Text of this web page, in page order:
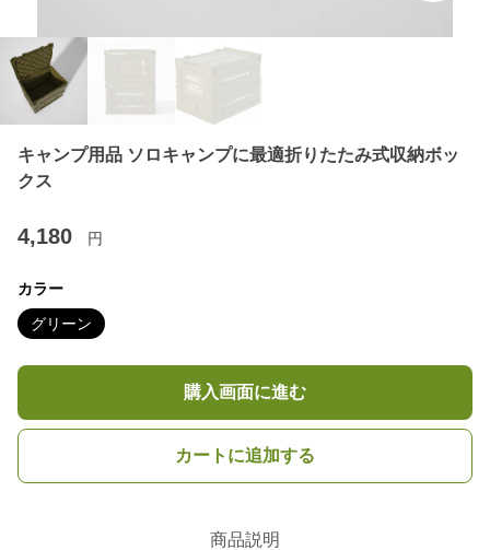
キャンプ用品 ソロキャンプに最適折りたたみ式収納ボッ
クス
4,180 円
カラー
グリーン
購入画面に進む
カートに追加する
商品説明